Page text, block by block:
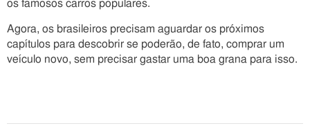
os famosos carros populares.
Agora, os brasileiros precisam aguardar os próximos
capítulos para descobrir se poderão, de fato, comprar um
veículo novo, sem precisar gastar uma boa grana para isso.